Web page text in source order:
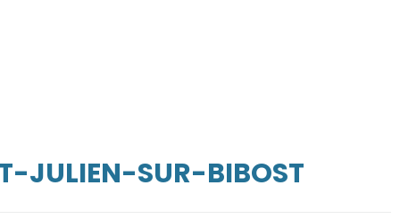
JULIEN-SUR-BIBOST